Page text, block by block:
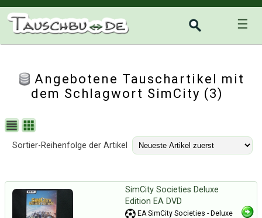
☰
Angebotene Tauschartikel mit
dem Schlagwort SimCity (3)
Sortier-Reihenfolge der Artikel
SimCity Societies Deluxe
Edition EA DVD
EA SimCity Societies - Deluxe